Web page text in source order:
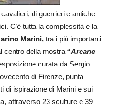
di guerrieri e antiche
C’è tutta la complessità e la
Marini, tra i più importanti
centro della mostra “Arcane
curata da Sergio
di Firenze, punta
di ispirazione di Marini e sui
attraverso 23 sculture e 39